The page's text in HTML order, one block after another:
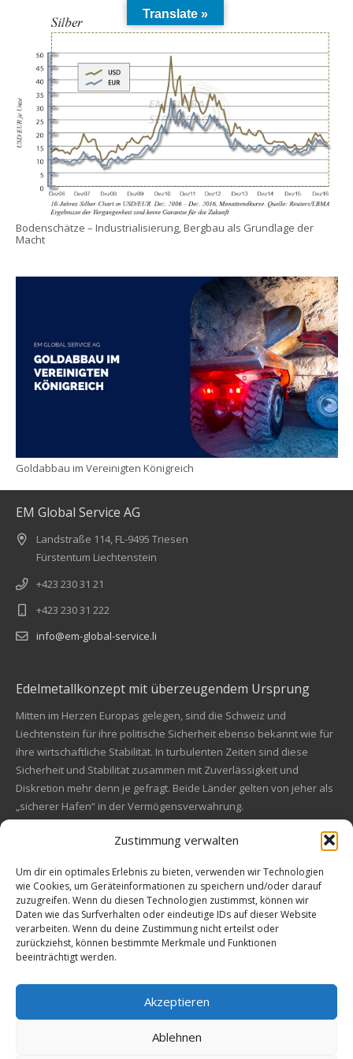
Zustimmung verwalten
Um dir ein optimales Erlebnis zu bieten, verwenden wir Technologien
wie Cookies, um Geräteinformationen zu speichern und/oder darauf
zuzugreifen. Wenn du diesen Technologien zustimmst, können wir
Daten wie das Surfverhalten oder eindeutige IDs auf dieser Website
verarbeiten. Wenn du deine Zustimmung nicht erteilst oder
zurückziehst, können bestimmte Merkmale und Funktionen
beeinträchtigt werden.
Akzeptieren
Ablehnen
Bodenschätze – Industrialisierung, Bergbau als Grundlage der
Macht
Goldabbau im Vereinigten Königreich
EM Global Service AG
Landstraße 114, FL-9495 Triesen
Fürstentum Liechtenstein
+423 230 31 21
+423 230 31 222
info@em-global-service.li
Edelmetallkonzept mit überzeugendem Ursprung
Mitten im Herzen Europas gelegen, sind die Schweiz und
Liechtenstein für ihre politische Sicherheit ebenso bekannt wie für
ihre wirtschaftliche Stabilität. In turbulenten Zeiten sind diese
Sicherheit und Stabilität zusammen mit Zuverlässigkeit und
Diskretion mehr denn je gefragt. Beide Länder gelten von jeher als
„sicherer Hafen“ in der Vermögensverwahrung.
Financial concept of convincing origin
Located in the heart of Europe, Switzerland and Liechtenstein are
also known for their political safety as for their economic stability.
In these turbulent times, security and stability along with reliability
and discretion are more in demand than ever. Both countries are
always a "safe haven" in asset safe.
© 2009-2026 All rights reserved. EM Global Service AG
Translate »
Solutions
Kundenbewertungen und Erfahrungen zu
EM Global Service AG
42